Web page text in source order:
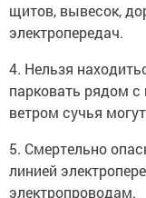
щитов, вывесок,
электропередач.
4. Нельзя
парковать рядом
ветром сучья
5. Смертельно
линией
электропроводам.